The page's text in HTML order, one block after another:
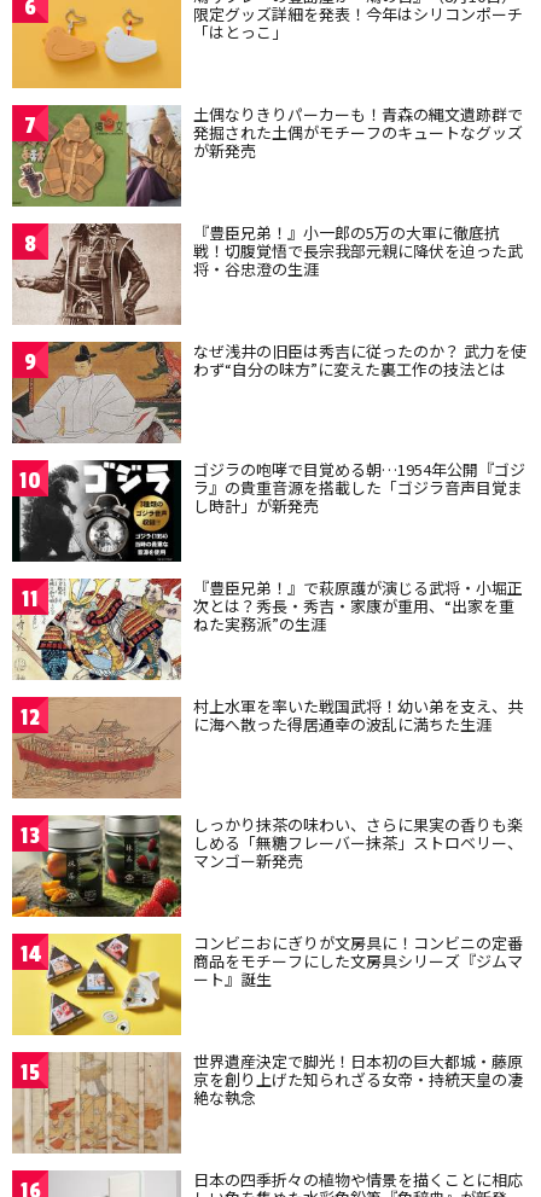
6 限定グッズ詳細を発表！今年はシリコンポーチ
「はとっこ」
7 土偶なりきりパーカーも！青森の縄文遺跡群で
発掘された土偶がモチーフのキュートなグッズ
が新発売
8 『豊臣兄弟！』小一郎の5万の大軍に徹底抗
戦！切腹覚悟で長宗我部元親に降伏を迫った武
将・谷忠澄の生涯
9 なぜ浅井の旧臣は秀吉に従ったのか？ 武力を使
わず“自分の味方”に変えた裏工作の技法とは
10 ゴジラの咆哮で目覚める朝…1954年公開『ゴジ
ラ』の貴重音源を搭載した「ゴジラ音声目覚ま
し時計」が新発売
11 『豊臣兄弟！』で萩原護が演じる武将・小堀正
次とは？秀長・秀吉・家康が重用、“出家を重
ねた実務派”の生涯
12 村上水軍を率いた戦国武将！幼い弟を支え、共
に海へ散った得居通幸の波乱に満ちた生涯
13 しっかり抹茶の味わい、さらに果実の香りも楽
しめる「無糖フレーバー抹茶」ストロベリー、
マンゴー新発売
14 コンビニおにぎりが文房具に！コンビニの定番
商品をモチーフにした文房具シリーズ『ジムマ
ート』誕生
15 世界遺産決定で脚光！日本初の巨大都城・藤原
京を創り上げた知られざる女帝・持統天皇の凄
絶な執念
16 日本の四季折々の植物や情景を描くことに相応